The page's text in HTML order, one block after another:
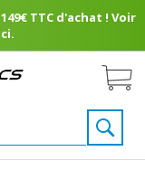
TTC d'achat ! Voir